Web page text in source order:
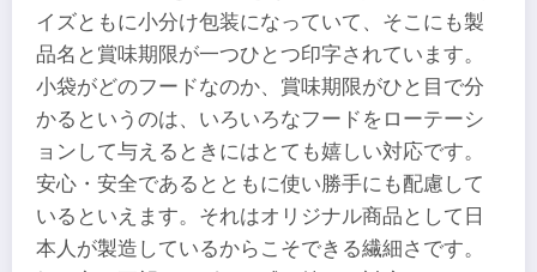
イズともに小分け包装になっていて、そこにも製
品名と賞味期限が一つひとつ印字されています。
小袋がどのフードなのか、賞味期限がひと目で分
かるというのは、いろいろなフードをローテーシ
ョンして与えるときにはとても嬉しい対応です。
安心・安全であるとともに使い勝手にも配慮して
いるといえます。それはオリジナル商品として日
本人が製造しているからこそできる繊細さです。